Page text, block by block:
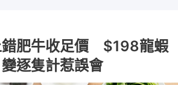
錯肥牛收足價 $198龍蝦
變逐隻計惹誤會